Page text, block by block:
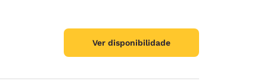
Ver disponibilidade